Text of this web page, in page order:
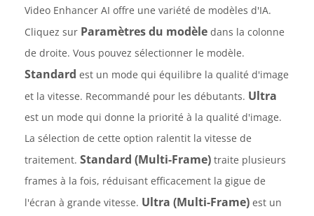
Video Enhancer AI offre une variété de modèles d'IA.
Cliquez sur Paramètres du modèle dans la colonne
de droite. Vous pouvez sélectionner le modèle.
Standard est un mode qui équilibre la qualité d'image
et la vitesse. Recommandé pour les débutants. Ultra
est un mode qui donne la priorité à la qualité d'image.
La sélection de cette option ralentit la vitesse de
traitement. Standard (Multi-Frame) traite plusieurs
frames à la fois, réduisant efficacement la gigue de
l'écran à grande vitesse. Ultra (Multi-Frame) est un